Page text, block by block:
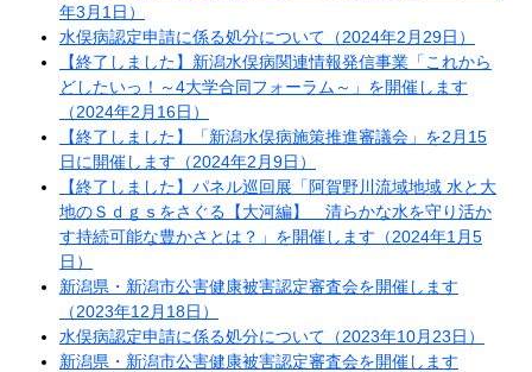
年3月1日）
水俣病認定申請に係る処分について（2024年2月29日）
【終了しました】新潟水俣病関連情報発信事業「これから
どしたいっ！～4大学合同フォーラム～」を開催します
（2024年2月16日）
【終了しました】「新潟水俣病施策推進審議会」を2月15
日に開催します（2024年2月9日）
【終了しました】パネル巡回展「阿賀野川流域地域 水と大
地のＳｄｇｓをさぐる【大河編】 清らかな水を守り活か
す持続可能な豊かさとは？」を開催します（2024年1月5
日）
新潟県・新潟市公害健康被害認定審査会を開催します
（2023年12月18日）
水俣病認定申請に係る処分について（2023年10月23日）
新潟県・新潟市公害健康被害認定審査会を開催します